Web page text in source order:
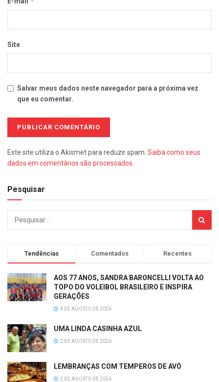
Site
Salvar meus dados neste navegador para a próxima vez
que eu comentar.
Este site utiliza o Akismet para reduzir spam. Saiba como seus
dados em comentários são processados
Pesquisar
Tendências Comentados Recentes
AOS 77 ANOS, SANDRA BARONCELLI VOLTA AO
TOPO DO VOLEIBOL BRASILEIRO E INSPIRA
GERAÇÕES
4 DE AGOSTO DE 2026
UMA LINDA CASINHA AZUL
2 DE AGOSTO DE 2026
LEMBRANÇAS COM TEMPEROS DE AVÓ
2 DE AGOSTO DE 2026